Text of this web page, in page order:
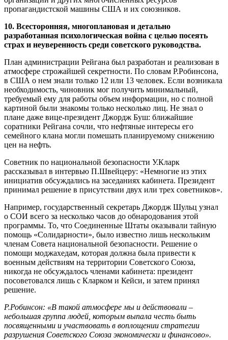
пропагандистской машины США и их союзников.
10. Всесторонняя, многоплановая и детально
разработанная психологическая война с целью посеять
страх и неуверенность среди советского руководства.
План администрации Рейгана был разработан и реализован в
атмосфере строжайшей секретности. По словам Р.Робинсона,
в США о нем знали только 12 или 13 человек. Если возникала
необходимость, чиновник мог получить минимальный,
требуемый ему для работы объем информации, но с полной
картиной были знакомы только несколько лиц. Не знал о
плане даже вице-президент Джордж Буш: ближайшие
соратники Рейгана сочли, что нефтяные интересы его
семейного клана могли помешать планируемому снижению
цен на нефть.
Советник по национальной безопасности У.Кларк
рассказывал в интервью П.Швейцеру: «Немногие из этих
инициатив обсуждались на заседаниях кабинета. Президент
принимал решение в присутствии двух или трех советников».
Например, государственный секретарь Джордж Шульц узнал
о СОИ всего за несколько часов до обнародования этой
программы. То, что Соединенные Штаты оказывали тайную
помощь «Солидарности», было известно лишь нескольким
членам Совета национальной безопасности. Решение о
помощи моджахедам, которая должна была привести к
военным действиям на территории Советского Союза,
никогда не обсуждалось членами кабинета: президент
посоветовался лишь с Кларком и Кейси, и затем принял
решение.
Р.Робинсон: «В такой атмосфере мы и действовали –
небольшая группа людей, которым выпала честь быть
посвященными и участвовать в воплощении стратегии
разрушения Советского Союза экономически и финансово».